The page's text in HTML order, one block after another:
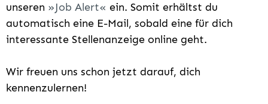
unseren
Job Alert
ein. Somit erhältst du
automatisch eine E-Mail, sobald eine für dich
interessante Stellenanzeige online geht.
Wir freuen uns schon jetzt darauf, dich
kennenzulernen!